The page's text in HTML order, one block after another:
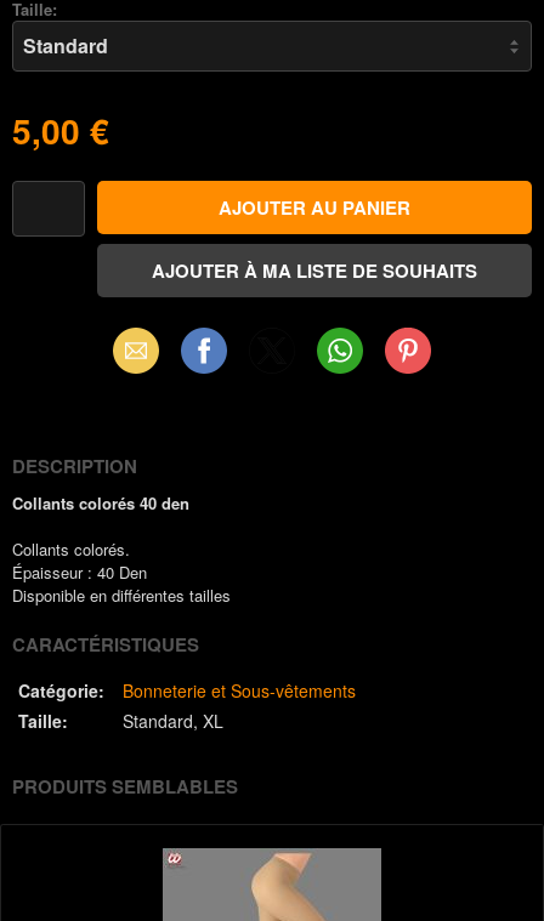
Taille:
5,00 €
Email Facebook WhatsAppPinterest
DESCRIPTION
Collants colorés 40 den
Collants colorés.
Épaisseur : 40 Den
Disponible en différentes tailles
CARACTÉRISTIQUES
Catégorie:
Bonneterie et Sous-vêtements
Taille:
Standard XL
PRODUITS SEMBLABLES